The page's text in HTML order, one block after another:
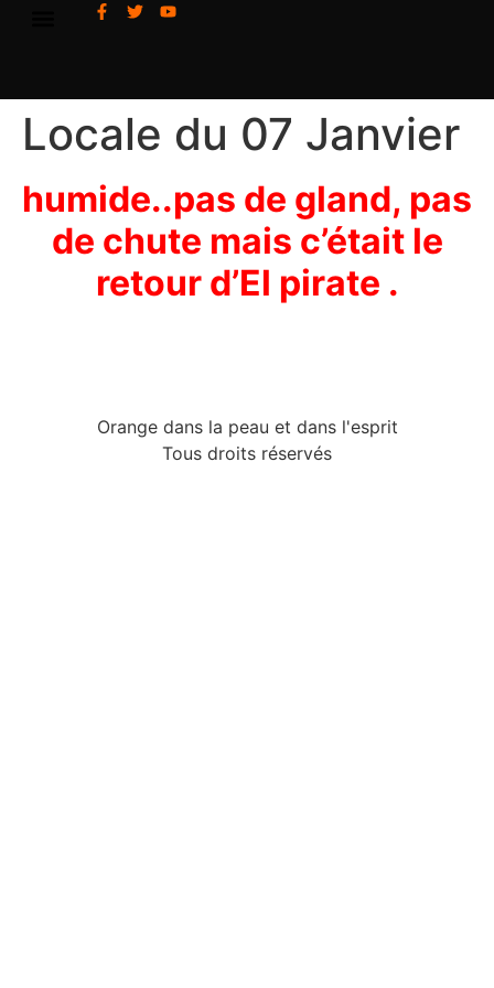
Locale du 07 Janvier
humide..pas de gland, pas
de chute mais c’était le
retour d’El pirate .
Orange dans la peau et dans l'esprit
Tous droits réservés